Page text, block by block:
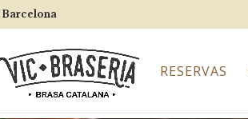
Barcelona
RESERVAS